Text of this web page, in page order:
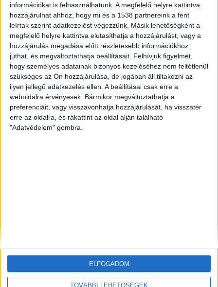
információkat is felhasználhatunk. A megfelelő helyre kattintva
hozzájárulhat ahhoz, hogy mi és a 1538 partnereink a fent
leírtak szerint adatkezelést végezzünk. Másik lehetőségként a
megfelelő helyre kattintva elutasíthatja a hozzájárulást, vagy a
hozzájárulás megadása előtt részletesebb információkhoz
juthat, és megváltoztathatja beállításait. Felhívjuk figyelmét,
hogy személyes adatainak bizonyos kezeléséhez nem feltétlenül
szükséges az Ön hozzájárulása, de jogában áll tiltakozni az
ilyen jellegű adatkezelés ellen. A beállításai csak erre a
weboldalra érvényesek. Bármikor megváltoztathatja a
preferenciáit, vagy visszavonhatja hozzájárulását, ha visszatér
erre az oldalra, és rákattint az oldal alján található
"Adatvédelem" gombra.
TOVÁBBI LEHETŐSÉGEK
ELFOGADOM
ZÖLDINFÓ 4 perc telt el a létrehozás óta
Klímaállóbb erdők épülhetnek a Vértes ritka
tölgyeseinek segítségével
ZÖLDINFÓ 33 perc telt el a létrehozás óta
A klímaváltozás átírja a magyar mezőgazdaság
jövőjét
ZÖLD KÖZLEKEDÉS 1 óra telt el a létrehozás óta
Egyre nagyobb a kereslet: pörög a BMW elektromos
autóinak gyártása Debrecenben
ZÖLDINFÓ 1 óra telt el a létrehozás óta